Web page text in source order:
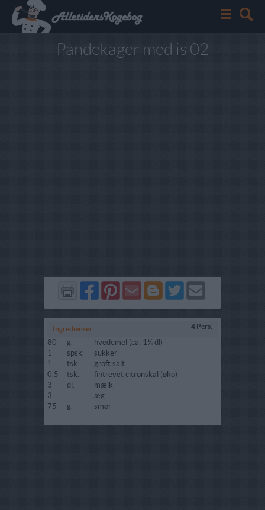
Pandekager med is 02
Del
på
Facebook
Del
på
Pinterest
Send
via
GMail
Del
på
Blogger
Del
på
Twitter
Send
Ingredienser 4 Pers.
80 g.
hvedemel (ca. 1¼ dl)
1
spsk.
sukker
1
tsk.
groft salt
0.5
tsk.
fintrevet citronskal (øko)
3
dl.
mælk
3
æg
75
g. smør